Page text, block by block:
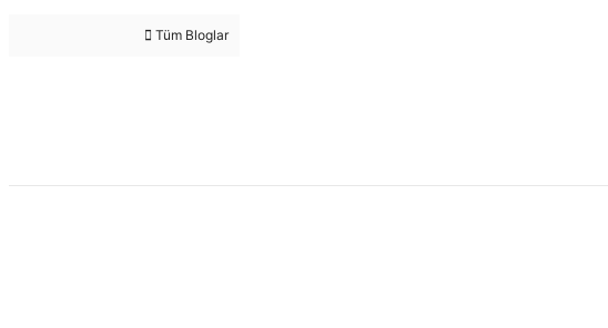
Tüm Bloglar